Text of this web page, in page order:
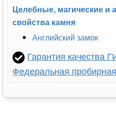
Целебные, магические и
свойства камня
Английский замок
Гарантия качества
Федеральная